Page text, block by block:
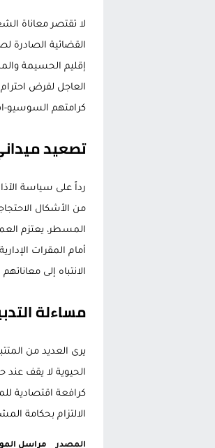
لا تقتصر معاناة
القضائية الصادرة
إقليم الحسيمة
العاجل لفرض
كرامتهم السوسيو-
تصعيد
رداً على سياسة
من الأشكال
المسطر، يعتزم
أمام المقرات
الانتباه إلى
مساءلة
يرى العديد من
الحيوية لا يقف
كرافعة اقتصادية
الالتزام بحكامة
المصدر مراسل